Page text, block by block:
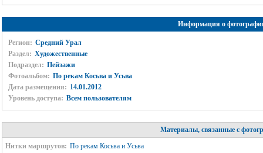
Информация о
Регион: Средний Урал
Раздел: Художественные
Подраздел: Пейзажи
Фотоальбом: По рекам Косьва и Усьва
Дата размещения: 14.01.2012
Уровень доступа: Всем пользователям
Материалы, связанные с
Нитки маршрутов: По рекам Косьва и Усьва